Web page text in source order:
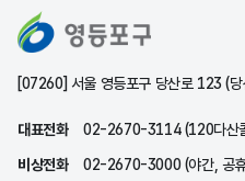
[07260] 서울 영등포구 당산로 123 (당
대표전화
02-2670-3114 (120다산
비상전화
02-2670-3000 (야간, 공